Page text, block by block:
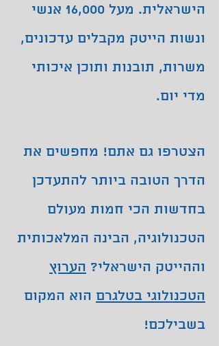
הישראלית. מעל 16,000 אנשי
ונשות הייטק מקבלים עדכונים,
משרות, תובנות ותוכן איכותי
מדי יום.
הצטרפו גם אתם! מחפשים את
הדרך הטובה ביותר להתעדכן
בחדשות הכי חמות מעולם
הטכנולוגיה, הבינה המלאכותית
וההייטק הישראלי? הערוץ
הטכנולוגי בטלגרם הוא המקום
בשבילכם!